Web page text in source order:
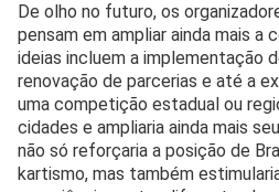
De olho no futuro, os
pensam em ampliar ainda mais a
ideias incluem a implementação
renovação de parcerias e até a
uma competição estadual ou
cidades e ampliaria ainda mais
não só reforçaria a posição de
kartismo, mas também